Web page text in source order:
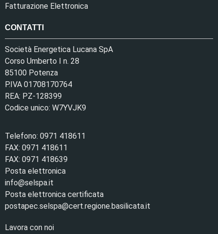
Fatturazione Elettronica
CONTATTI
Società Energetica Lucana SpA
Corso Umberto I n. 28
85100 Potenza
P.IVA 01708170764
REA: PZ-128399
Codice unico: W7YVJK9
Telefono: 0971 418611
FAX: 0971 418611
FAX: 0971 418639
Posta elettronica
info@selspa.it
Posta elettronica certificata
postapec.selspa@cert.regione.basilicata.it
Lavora con noi